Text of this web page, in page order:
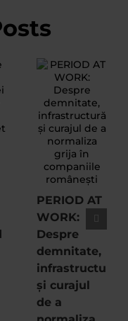
PERIOD AT
WORK:
Despre
demnitate,
infrastructură
și curajul
de a